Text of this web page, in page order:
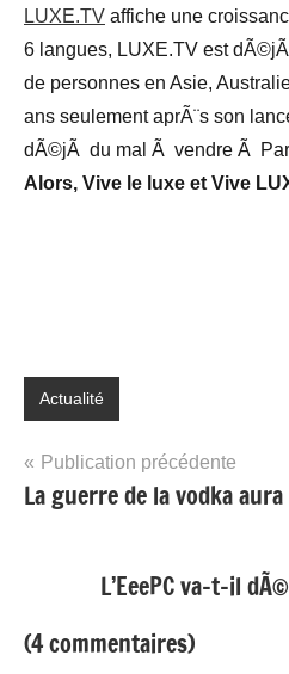
LUXE.TV affiche une
6 langues, LUXE.TV est
de personnes en Asie,
ans seulement aprÃ¨s son
dÃ©jÃ du mal Ã vendre Ã
Alors, Vive le luxe et Vive
Actualité
Navigation
de
Publication précédente
La guerre de la vodka
L’EeePC va-t-il
(4 commentaires)